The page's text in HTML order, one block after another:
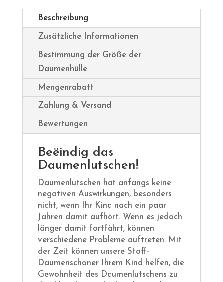
Beschreibung
Zusätzliche Informationen
Bestimmung der Größe der
Daumenhülle
Mengenrabatt
Zahlung & Versand
Bewertungen
Beëindig das
Daumenlutschen!
Daumenlutschen hat anfangs keine
negativen Auswirkungen, besonders
nicht, wenn Ihr Kind nach ein paar
Jahren damit aufhört. Wenn es jedoch
länger damit fortfährt, können
verschiedene Probleme auftreten. Mit
der Zeit können unsere Stoff-
Daumenschoner Ihrem Kind helfen, die
Gewohnheit des Daumenlutschens zu